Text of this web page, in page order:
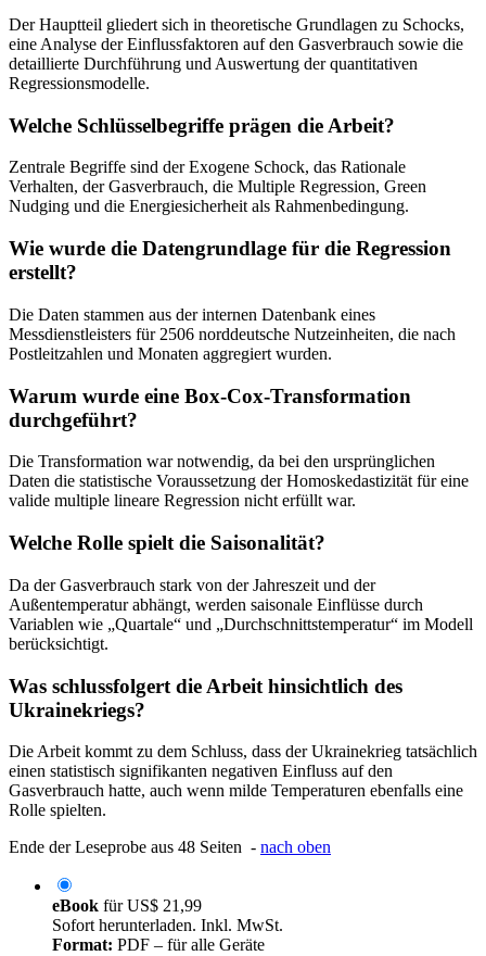
Der Hauptteil gliedert sich in theoretische Grundlagen zu Schocks,
eine Analyse der Einflussfaktoren auf den Gasverbrauch sowie die
detaillierte Durchführung und Auswertung der quantitativen
Regressionsmodelle.
Welche Schlüsselbegriffe prägen die Arbeit?
Zentrale Begriffe sind der Exogene Schock, das Rationale
Verhalten, der Gasverbrauch, die Multiple Regression, Green
Nudging und die Energiesicherheit als Rahmenbedingung.
Wie wurde die Datengrundlage für die Regression
erstellt?
Die Daten stammen aus der internen Datenbank eines
Messdienstleisters für 2506 norddeutsche Nutzeinheiten, die nach
Postleitzahlen und Monaten aggregiert wurden.
Warum wurde eine Box-Cox-Transformation
durchgeführt?
Die Transformation war notwendig, da bei den ursprünglichen
Daten die statistische Voraussetzung der Homoskedastizität für eine
valide multiple lineare Regression nicht erfüllt war.
Welche Rolle spielt die Saisonalität?
Da der Gasverbrauch stark von der Jahreszeit und der
Außentemperatur abhängt, werden saisonale Einflüsse durch
Variablen wie „Quartale“ und „Durchschnittstemperatur“ im Modell
berücksichtigt.
Was schlussfolgert die Arbeit hinsichtlich des
Ukrainekriegs?
Die Arbeit kommt zu dem Schluss, dass der Ukrainekrieg tatsächlich
einen statistisch signifikanten negativen Einfluss auf den
Gasverbrauch hatte, auch wenn milde Temperaturen ebenfalls eine
Rolle spielten.
Ende der Leseprobe aus 48 Seiten - nach oben
eBook fürUS$ 21,99
Sofort herunterladen. Inkl. MwSt.
Format: PDF – für alle Geräte